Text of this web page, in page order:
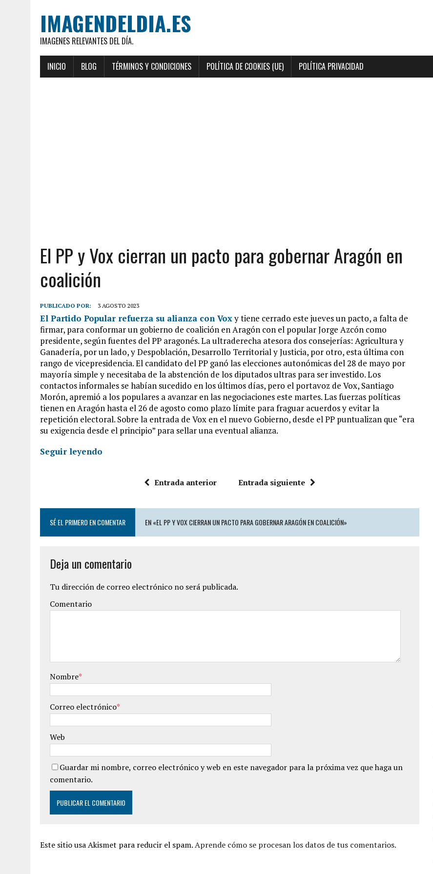
IMAGENDELDIA.ES
IMAGENES RELEVANTES DEL DÍA.
INICIO BLOG TÉRMINOS Y CONDICIONES POLÍTICA DE COOKIES (UE) POLÍTICA PRIVACIDAD
El PP y Vox cierran un pacto para gobernar Aragón en
coalición
PUBLICADO POR: 3 AGOSTO 2023
El Partido Popular refuerza su alianza con Voxy tiene cerrado este jueves un pacto, a falta de
firmar, para conformar un gobierno de coalición en Aragón con el popular Jorge Azcón como
presidente, según fuentes del PP aragonés. La ultraderecha atesora dos consejerías: Agricultura y
Ganadería, por un lado, y Despoblación, Desarrollo Territorial y Justicia, por otro, esta última con
rango de vicepresidencia. El candidato del PP ganó las elecciones autonómicas del 28 de mayo por
mayoría simple y necesitaba de la abstención de los diputados ultras para ser investido. Los
contactos informales se habían sucedido en los últimos días, pero el portavoz de Vox, Santiago
Morón, apremió a los populares a avanzar en las negociaciones este martes. Las fuerzas políticas
tienen en Aragón hasta el 26 de agosto como plazo límite para fraguar acuerdos y evitar la
repetición electoral. Sobre la entrada de Vox en el nuevo Gobierno, desde el PP puntualizan que “era
su exigencia desde el principio” para sellar una eventual alianza.
Seguir leyendo
Entrada anterior Entrada siguiente
SÉ EL PRIMERO EN COMENTAR EN «EL PP Y VOX CIERRAN UN PACTO PARA GOBERNAR ARAGÓN EN COALICIÓN»
Deja un comentario
Tu dirección de correo electrónico no será publicada.
Comentario
Nombre*
Correo electrónico*
Web
Guardar mi nombre, correo electrónico y web en este navegador para la próxima vez que haga un
comentario.
Este sitio usa Akismet para reducir el spam.Aprende cómo se procesan los datos de tus comentarios.